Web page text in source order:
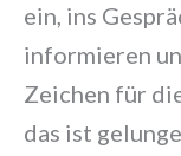
ein, ins
informieren
Zeichen für
das ist